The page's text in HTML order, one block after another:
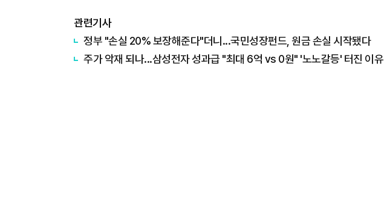
관련기사
정부 "손실 20% 보장해준다"더니...국민성장펀드, 원금 손실 시작됐다
주가 악재 되나...삼성전자 성과급 "최대 6억 vs 0원" '노노갈등' 터진 이유